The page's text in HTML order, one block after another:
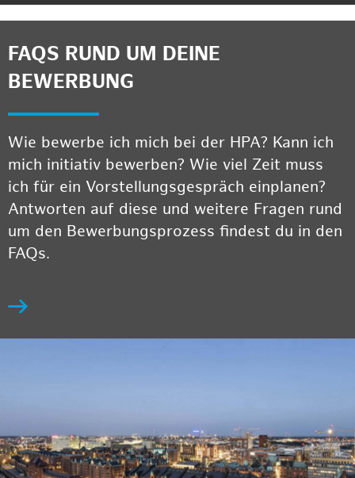
FAQS RUND UM DEINE
BEWERBUNG
Wie bewerbe ich mich bei der HPA? Kann ich
mich initiativ bewerben? Wie viel Zeit muss
ich für ein Vorstellungsgespräch einplanen?
Antworten auf diese und weitere Fragen rund
um den Bewerbungsprozess findest du in den
FAQs.